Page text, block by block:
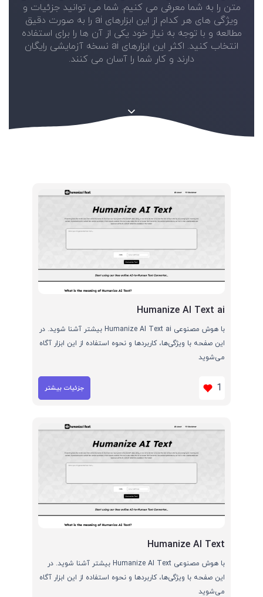
متن را به شما معرفی می کنیم. شما می توانید جزئیات و
ویژگی های هر کدام از این ابزارهای ai را به صورت دقیق
مطالعه و با توجه به نیاز خود یکی از آن ها را برای استفاده
انتخاب کنید. اکثر این ابزارهای ai نسخه آزمایشی رایگان
دارند و کار شما را آسان می کنند.
Humanize AI Text ai
با هوش مصنوعی Humanize AI Text ai بیشتر آشنا شوید. در
این صفحه با ویژگی‌ها، کاربردها و نحوه استفاده از این ابزار آگاه
می‌شوید
1 جزئیات بیشتر
Humanize AI Text
با هوش مصنوعی Humanize AI Text بیشتر آشنا شوید. در
این صفحه با ویژگی‌ها، کاربردها و نحوه استفاده از این ابزار آگاه
می‌شوید